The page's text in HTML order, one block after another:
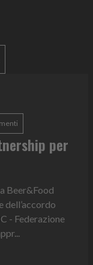
per
Beer&Food
dell’accordo
- Federazione